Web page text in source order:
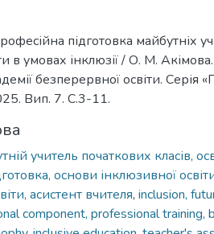
підготовка майбутніх
в умовах інклюзії / О. М.
безперервної освіти. Серія
Вип. 7. С.3-11.
учитель початкових класів,
основи інклюзивної
асистент вчителя, inclusion,
component, professional training,